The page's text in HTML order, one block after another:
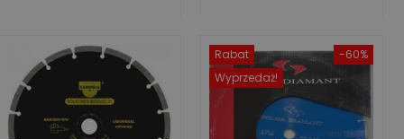
-60%
Rabat
Wyprzedaż!